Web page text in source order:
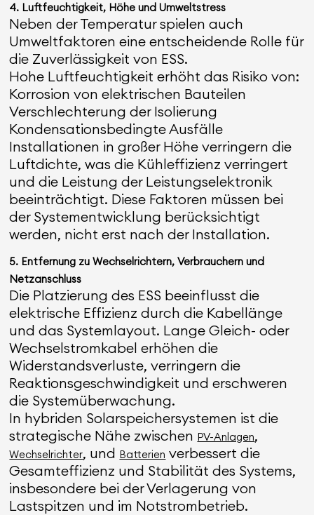
4. Luftfeuchtigkeit, Höhe und Umweltstress
Neben der Temperatur spielen auch
Umweltfaktoren eine entscheidende Rolle für
die Zuverlässigkeit von ESS.
Hohe Luftfeuchtigkeit erhöht das Risiko von:
Korrosion von elektrischen Bauteilen
Verschlechterung der Isolierung
Kondensationsbedingte Ausfälle
Installationen in großer Höhe verringern die
Luftdichte, was die Kühleffizienz verringert
und die Leistung der Leistungselektronik
beeinträchtigt. Diese Faktoren müssen bei
der Systementwicklung berücksichtigt
werden, nicht erst nach der Installation.
5. Entfernung zu Wechselrichtern, Verbrauchern und
Netzanschluss
Die Platzierung des ESS beeinflusst die
elektrische Effizienz durch die Kabellänge
und das Systemlayout. Lange Gleich- oder
Wechselstromkabel erhöhen die
Widerstandsverluste, verringern die
Reaktionsgeschwindigkeit und erschweren
die Systemüberwachung.
In hybriden Solarspeichersystemen ist die
strategische Nähe zwischen PV-Anlagen,
Wechselrichter, und Batterien verbessert die
Gesamteffizienz und Stabilität des Systems,
insbesondere bei der Verlagerung von
Lastspitzen und im Notstrombetrieb.